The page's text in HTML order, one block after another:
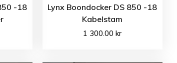
-18
Lynx Boondocker DS 850 -18
Kabelstam
1 300.00kr